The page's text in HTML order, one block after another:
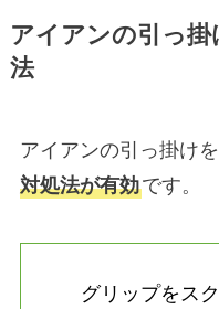
アイアンの引っ
法
アイアンの引っ掛け
対処法が有効です。
グリップをス